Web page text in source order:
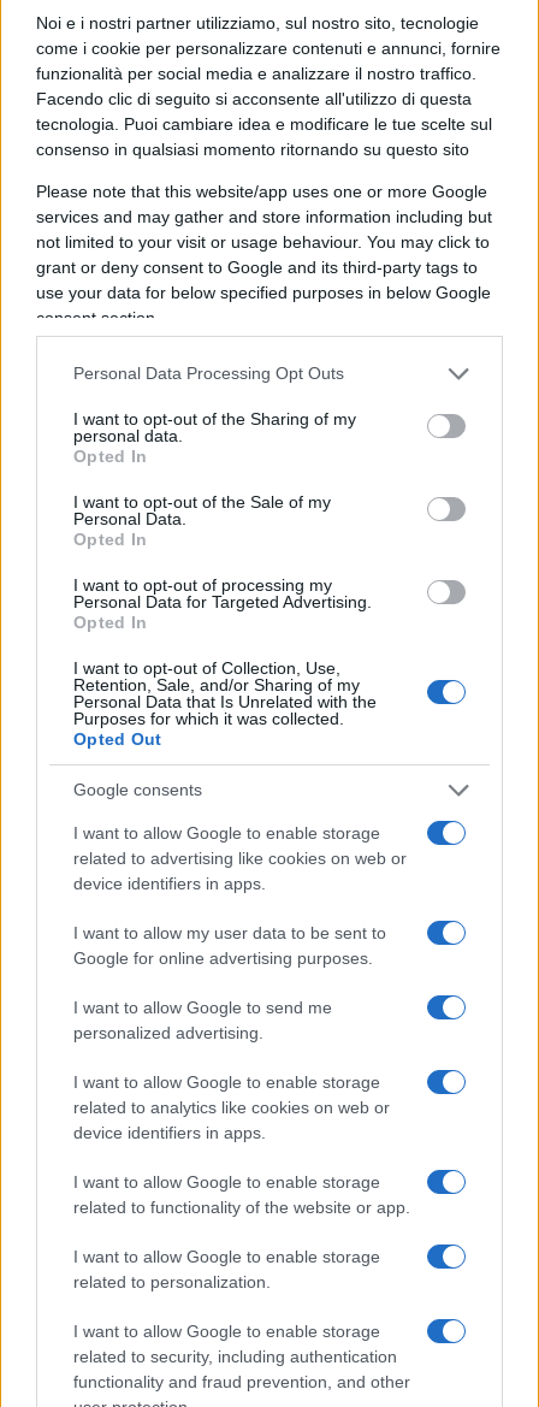
Noi e i nostri partner utilizziamo, sul nostro sito, tecnologie
come i cookie per personalizzare contenuti e annunci, fornire
funzionalità per social media e analizzare il nostro traffico.
Facendo clic di seguito si acconsente all'utilizzo di questa
tecnologia. Puoi cambiare idea e modificare le tue scelte sul
consenso in qualsiasi momento ritornando su questo sito
Please note that this website/app uses one or more Google
services and may gather and store information including but
not limited to your visit or usage behaviour. You may click to
grant or deny consent to Google and its third-party tags to
use your data for below specified purposes in below Google
consent section.
Personal Data Processing Opt Outs
I want to opt-out of the Sharing of my
personal data.
Opted In
I want to opt-out of the Sale of my
Personal Data.
Opted In
I want to opt-out of processing my
Personal Data for Targeted Advertising.
Opted In
I want to opt-out of Collection, Use,
Retention, Sale, and/or Sharing of my
Personal Data that Is Unrelated with the
Purposes for which it was collected.
Opted Out
Google consents
I want to allow Google to enable storage
related to advertising like cookies on web or
device identifiers in apps.
I want to allow my user data to be sent to
Google for online advertising purposes.
I want to allow Google to send me
personalized advertising.
I want to allow Google to enable storage
related to analytics like cookies on web or
device identifiers in apps.
I want to allow Google to enable storage
related to functionality of the website or app.
I want to allow Google to enable storage
related to personalization.
I want to allow Google to enable storage
related to security, including authentication
functionality and fraud prevention, and other
consigliavo agli insegnanti quali libri leggere per
formarsi e aggiornarsi. Su “Res” scrivevano da
Tullio Regge a Margherita Hack, da Giulio Ferroni
a tutti i più importanti studiosi italiani. Premetto e
finisco che scrivo per “Il Giornale” ma ho scritto
per 11 anni per “ Repubblica
” e tutti i suoi inserti,
ho scritto su “Il Manifesto”, per anni per“Il
Riformista” allora diretto da Antonio Polito e per
molti altri. La cultura non ha colore, per me.
dovremmo ringraziarlo. Perché se c’è un
dibattito c’è una reazione. A Raimo solo due
domande: perché nella scuola studiamo sempre
mai studiando il ‘900. Sappiamo tutto delle bighe
e delle anfore ma niente degli anni 70. Non si
potrebbe partire dall’oggi?
La seconda domanda: perché ad esempio far
leggere sempre ilPrimo Levidi “Se questo è un
uomo” e mai il Levi dei racconti? Levi aveva
compreso che il nuovo pericolo nazista sarebbe
fronte scritto” racconta di consumatori che nella
metropolitana di Milano si muovono con i marchi
questo Raimo il vero nazismo?
Mi piacerebbe ricevere una risposta ma non ne
avremo.
organizzata oggi: aveva ragione Don Milani
quando scrive nelle sue “Lettere” ai suoi studenti
“Siate sempre presuntuosi” perché la scuola
troppo spesso tende a omologare. E aveva
ragione anche Giovanni Papini quando in
“Chiudiamo le scuole” scrive: “L’unica verità a
scuola è scritta sulla parete dei cessi”. Siamo stati